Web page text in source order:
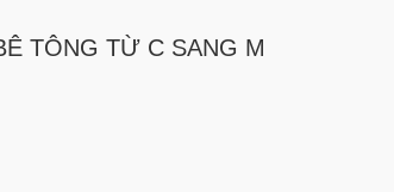
TÔNG TỪ C SANG M